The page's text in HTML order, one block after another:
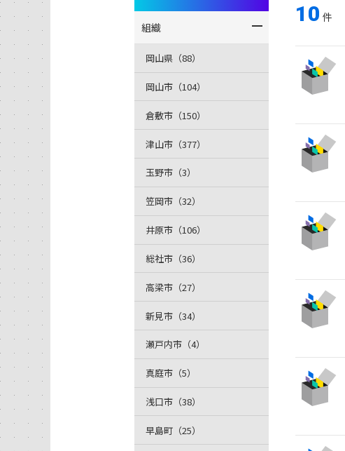
10 件
組織
岡山県（88）
岡山市（104）
倉敷市（150）
津山市（377）
玉野市（3）
笠岡市（32）
井原市（106）
総社市（36）
高梁市（27）
新見市（34）
瀬戸内市（4）
真庭市（5）
浅口市（38）
早島町（25）